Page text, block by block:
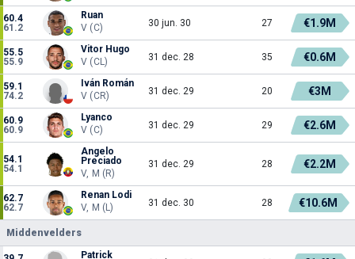
60.4
61.2
Ruan
V (C)
30 jun. 30 27 €1.9M
55.5
55.9
Vitor Hugo
V (CL)
31 dec. 28 35 €0.6M
59.1
74.2
Iván Román
V (CR)
31 dec. 29 20 €3M
60.9
60.9
Lyanco
V (C)
31 dec. 29 29 €2.6M
54.1
54.1
Angelo
Preciado
V, M (R)
31 dec. 29 28 €2.2M
62.7
62.7
Renan Lodi
V, M (L)
31 dec. 30 28 €10.6M
Middenvelders
Patrick